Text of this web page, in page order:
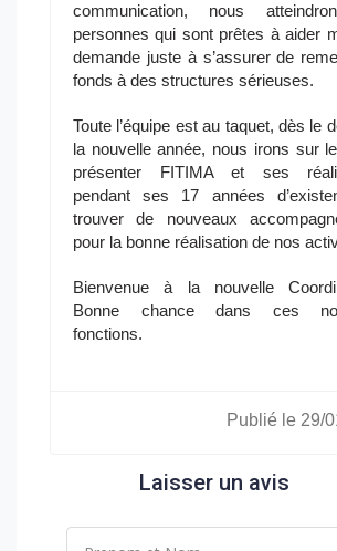
communication, nous
personnes qui sont prêtes à aider
demande juste à s’assurer de
fonds à des structures sérieuses.
Toute l’équipe est au taquet, dès le
la nouvelle année, nous irons sur
présenter FITIMA et ses
pendant ses 17 années
trouver de nouveaux
pour la bonne réalisation de nos
Bienvenue à la nouvelle
Bonne chance dans ces
fonctions.
Publié le 29/
Laisser un avis